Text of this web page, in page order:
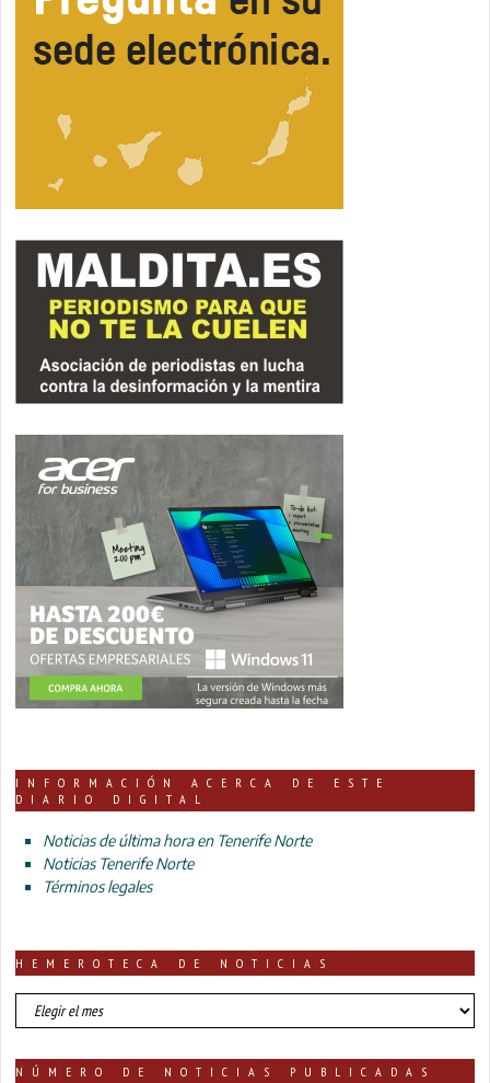
INFORMACIÓN ACERCA DE ESTE
DIARIO DIGITAL
Noticias de última hora en Tenerife Norte
Noticias Tenerife Norte
Términos legales
HEMEROTECA DE NOTICIAS
HEMEROTECA
DE
NÚMERO DE NOTICIAS PUBLICADAS